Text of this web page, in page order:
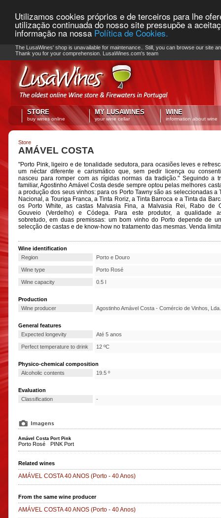
Utilizamos cookies próprios e de terceiros para lhe
utilização continuada do nosso site pressupõe a
informação na nossa Política de Cookies.
PLEASE NOTE: Checkout unavailable
The LusaWines' shop is unavailable for maintenance.. Still, you can browse our site
Thank you for your comprehension. LusaWines.com's team
STORE
buy wines online
MY LUSAWINES
your wine cellar
WINE
information about wine
Store
AMÁVEL COSTA
"Porto Pink, ligeiro e de tonalidade sedutora, para ocasiões leves e
um néctar diferente e carismático que, sem pedir licença ou
nasceu para romper com as rígidas normas da tradição." Seguindo a
familiar, Agostinho Amável Costa desde sempre optou pelas melhores
a produção dos seus vinhos: para os Porto Tawny são as seleccionadas a
Nacional, a Touriga Franca, a Tinta Roriz, a Tinta Barroca e a Tinta da
os Porto White, as castas Malvasia Fina, a Malvasia Rei, Rabo de
Gouveio (Verdelho) e Códega. Para este produtor, a qualidade
sobretudo, em duas premissas: um bom vinho do Porto depende de
selecção de castas e de know-how no tratamento das mesmas. Venda
Wine identification
Region
Porto e Douro
Wine type Porto Rosé
Wine capacity 0.5 l
Production
Wine producer
Agostinho Amável Costa - Comércio de Vinhos, Lda.
General features
Expected longevity
Até 5 anos
Perfect temperature to drink 12 ºC
Physico-chemical composition
Alcoholic contents
19.5 º
Evaluation
Classification
-
Amável Costa
Porto Rosé
Port Pink
PINK Port
Related wines
AMÁVEL COSTA 40 ANOS (Porto - 40 Anos)
From the same wine producer
AMÁVEL COSTA 40 ANOS (Porto - 40 Anos)